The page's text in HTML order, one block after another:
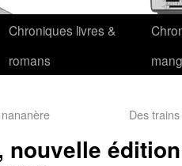
Chroniques livres &
romans
Des
nouvelle édition